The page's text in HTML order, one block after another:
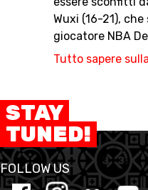
MEDIAS
Wuxi (16-21),
giocatore NBA
Tutto sapere
STAY
TUNED!
FOLLOW US